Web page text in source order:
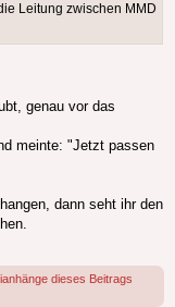
Leitung zwischen MMD
genau vor das
meinte: "Jetzt passen
dann seht ihr den
dieses Beitrags